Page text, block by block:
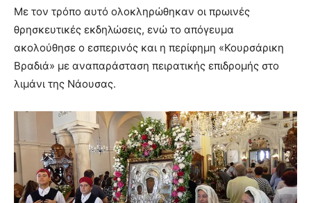
Με τον τρόπο αυτό ολοκληρώθηκαν οι πρωινές
θρησκευτικές εκδηλώσεις, ενώ το απόγευμα
ακολούθησε ο εσπερινός και η περίφημη «Κουρσάρικη
Βραδιά» με αναπαράσταση πειρατικής επιδρομής στο
λιμάνι της Νάουσας.